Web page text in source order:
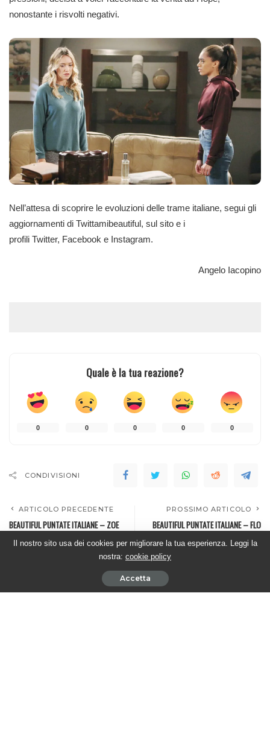
nonostante i risvolti negativi.
Nell’attesa di scoprire le evoluzioni delle trame italiane, segui gli
aggiornamenti di Twittamibeautiful, sul sito e i
profili Twitter, Facebook e Instagram.
Angelo Iacopino
Quale è la tua reazione?
0 0 0 0 0
CONDIVISIONI
ARTICOLO PRECEDENTE
BEAUTIFUL PUNTATE ITALIANE – ZOE
scopre il vecchio legame tra FLO e
WYATT
PROSSIMO ARTICOLO
BEAUTIFUL PUNTATE ITALIANE – FLO
vuole raccontare la verità ad HOPE
Il nostro sito usa dei cookies per migliorare la tua esperienza. Leggi la
nostra: cookie policy
Accetta